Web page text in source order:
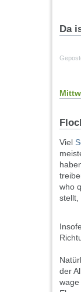
Da
Viel
who
stellt,
der